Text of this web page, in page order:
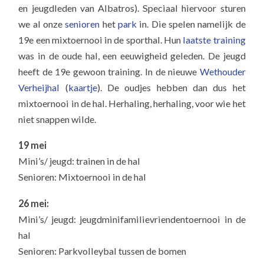
en jeugdleden van Albatros). Speciaal hiervoor sturen
we al onzesenioren het park in. Die spelen namelijk de
19e een mixtoernooi in de sporthal. Hun laatste training
was in de oude hal, een eeuwigheid geleden. De jeugd
heeft de 19e gewoon training. In de nieuwe Wethouder
Verheijhal (kaartje). De oudjes hebben dan dus het
mixtoernooi in de hal. Herhaling, herhaling, voor wie het
niet snappen wilde.
19 mei
Mini’s/ jeugd: trainen in de hal
Senioren: Mixtoernooi in de hal
26 mei:
Mini’s/ jeugd: jeugdminifamilievriendentoernooi in de
hal
Senioren: Parkvolleybal tussen de bomen